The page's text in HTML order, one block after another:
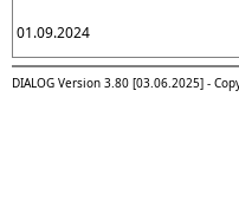
01.09.2024
DIALOG Version 3.80 [03.06.2025] -